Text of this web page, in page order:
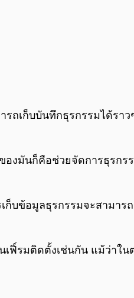
เก็บบันทึกธุรกรรมได้ราว
ของมันก็คือช่วยจัดการธุรก
บข้อมูลธุรกรรมจะสามารถ
เฟิ์รมติดตั้งเช่นกัน แม้ว่าใ